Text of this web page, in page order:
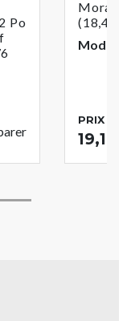
Po
(18,4
Modèle
PRIX DE
19,17 $